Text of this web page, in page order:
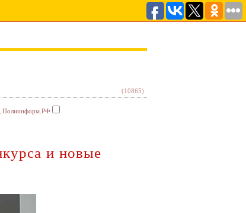
(10865)
Полиинформ.РФ
и новые